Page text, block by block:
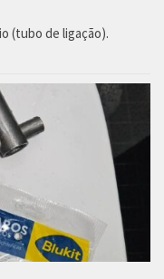
(tubo de ligação).